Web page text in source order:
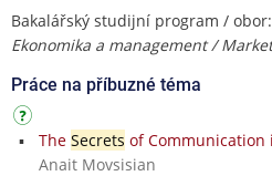
Bakalářský studijní program / obor:
Ekonomika a management /
Práce na příbuzné téma
The Secrets of Communication
Anait Movsisian